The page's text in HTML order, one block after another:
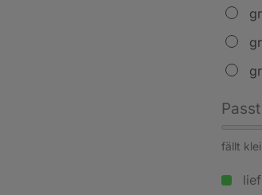
fällt